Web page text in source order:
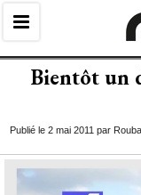
Bientôt un
Publié le 2 mai 2011 par